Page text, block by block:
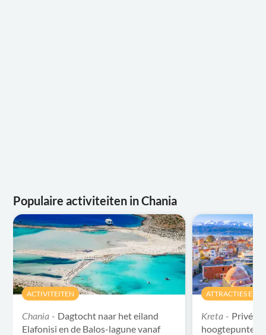
Populaire activiteiten in Chania
ACTIVITEITEN
Chania - Dagtocht naar het eiland
Elafonisi en de Balos-lagune vanaf
ATTRACTIES EN
Kreta -
hoogtepunten